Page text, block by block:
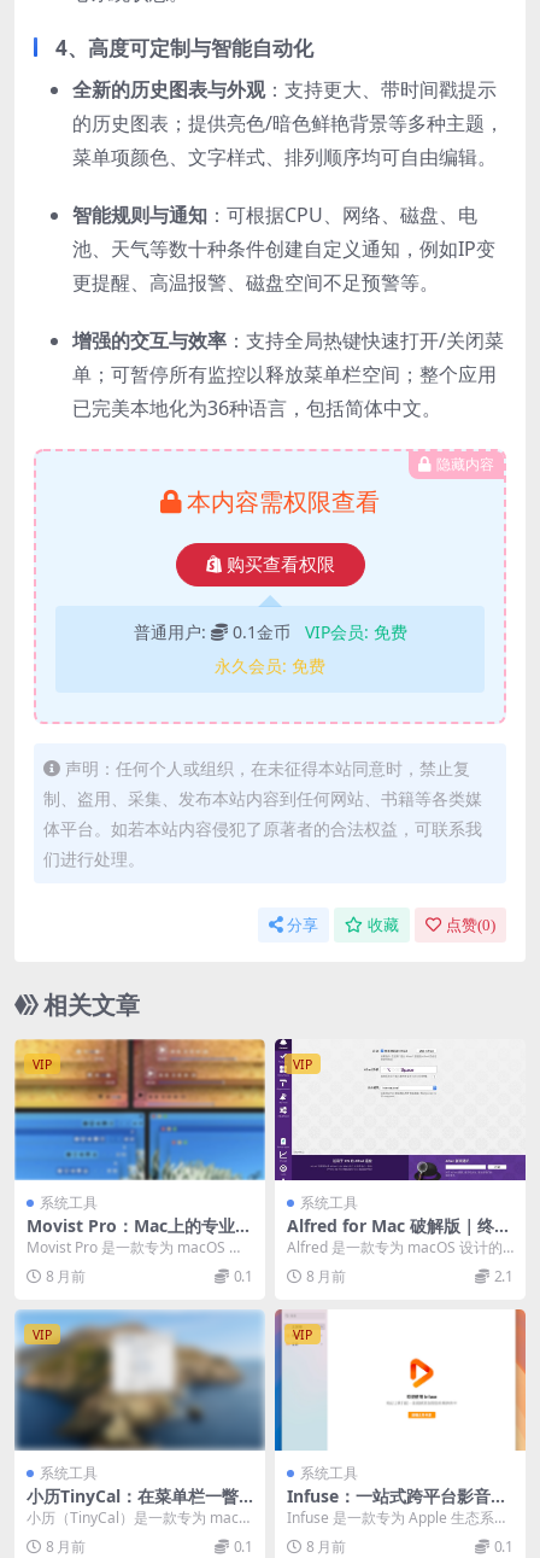
4、 高度可定制与智能自动化
全新的历史图表与外观：支持更大、带时间戳提示
的历史图表；提供亮色/暗色鲜艳背景等多种主题，
菜单项颜色、文字样式、排列顺序均可自由编辑。
智能规则与通知 ：可根据CPU、网络、磁盘、电
池、天气等数十种条件创建自定义通知，例如IP变
更提醒、高温报警、磁盘空间不足预警等。
增强的交互与效率 ：支持全局热键快速打开/关闭菜
单；可暂停所有监控以释放菜单栏空间；整个应用
已完美本地化为36种语言，包括简体中文。
隐藏内容
本内容需权限查看
购买查看权限
普通用户: 0.1金币 VIP会员: 免费
永久会员: 免费
声明：任何个人或组织，在未征得本站同意时，禁止复
制、盗用、采集、发布本站内容到任何网站、书籍等各类媒
体平台。如若本站内容侵犯了原著者的合法权益，可联系我
们进行处理。
分享 收藏 点赞(0)
相关文章
VIP
系统工具
Movist Pro：Mac上的专业影
音播放器｜4K HDR硬解与强
Movist Pro 是一款专为 macOS 设
计的高性能专业视频播放软件，以
其...8 月前 0.1
VIP
系统工具
Alfred for Mac 破解版｜终极
效率启动器
Alfred 是一款专为 macOS 设计的
知名效率启动器，其核心在于通过
键盘取...
8 月前 2.1
VIP
系统工具
小历TinyCal：在菜单栏一瞥
之间，掌握每一天的节奏
小历（TinyCal）是一款专为 macO
S 和 iOS 设计的轻量化日历工具，...
8 月前 0.1
VIP
系统工具
Infuse：一站式跨平台影音播
放中心｜无缝衔接Apple生
态，强大格式兼容
Infuse 是一款专为 Apple 生态系统
设计的全功能视频播放器，支持 iP...
8 月前 0.1